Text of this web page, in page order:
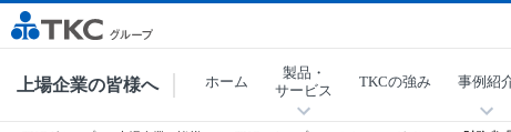
上場企業の皆様へ ホーム
製品・
サービス
TKCの強み 事例紹